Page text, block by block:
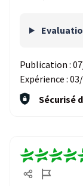
Publication :
Expérience :
Sécurisé